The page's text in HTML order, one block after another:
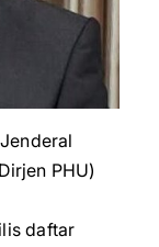
PHU)
daftar